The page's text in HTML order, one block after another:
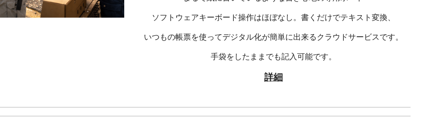
ソフトウェアキーボード操作はほぼなし。書くだけでテキスト変換、
いつもの帳票を使ってデジタル化が簡単に出来る クラウドサービスです。
手袋をしたままでも記入可能です。
詳細